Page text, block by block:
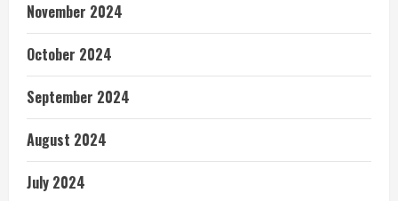
November 2024
October 2024
September 2024
August 2024
July 2024